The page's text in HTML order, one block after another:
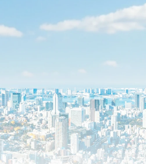
電話で相談0120-077-220